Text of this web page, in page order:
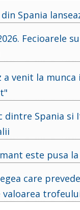
Spania
Fecioarele
a venit la
Spania si
este pusa
care